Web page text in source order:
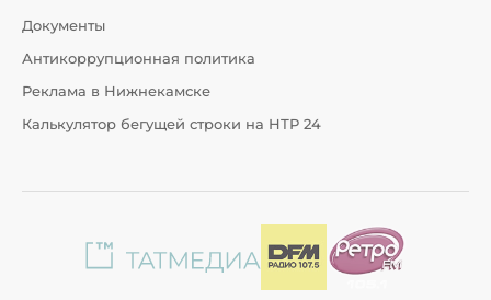
Документы
Антикоррупционная политика
Реклама в Нижнекамске
Калькулятор бегущей строки на НТР 24